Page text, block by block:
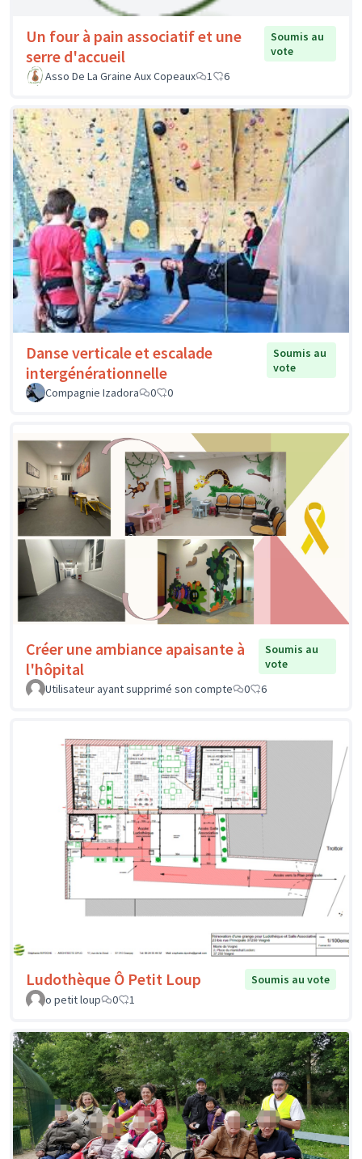
Un four à pain associatif et une
serre d'accueil
Soumis au
vote
Asso De La Graine Aux Copeaux
1 6
Danse verticale et escalade
intergénérationnelle
Soumis au
vote
Compagnie Izadora
0 0
Créer une ambiance apaisante à
l'hôpital
Soumis au
vote
Utilisateur ayant supprimé son compte
0 6
Ludothèque Ô Petit Loup
Soumis au vote
o petit loup
0 1